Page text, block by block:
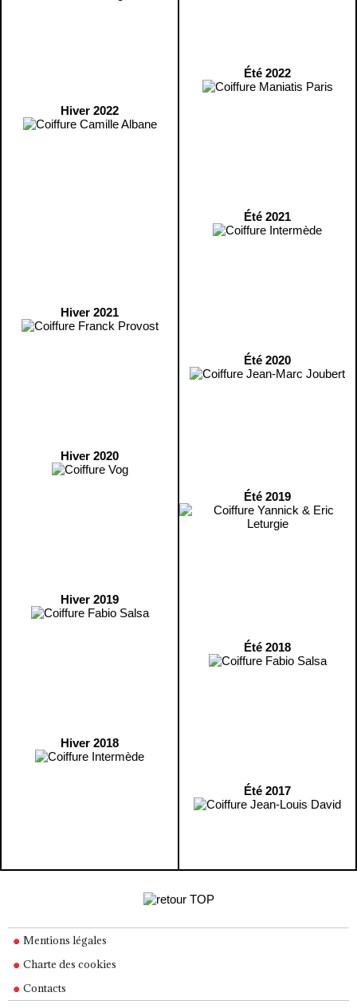
Hiver 2022
Hiver 2021
Hiver 2020
Hiver 2019
Hiver 2018
Été 2022
Été 2021
Été 2020
Été 2019
Été 2018
Été 2017
Mentions légales
Charte des cookies
Contacts